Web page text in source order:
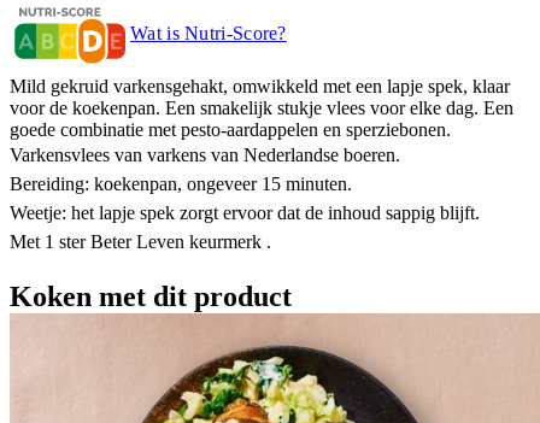
Wat is Nutri-Score?
Mild gekruid varkensgehakt, omwikkeld met een lapje spek, klaar
voor de koekenpan. Een smakelijk stukje vlees voor elke dag. Een
goede combinatie met pesto-aardappelen en sperziebonen.
Varkensvlees van varkens van Nederlandse boeren.
Bereiding: koekenpan, ongeveer 15 minuten.
Weetje: het lapje spek zorgt ervoor dat de inhoud sappig blijft.
Met 1 ster Beter Leven keurmerk .
Koken met dit product